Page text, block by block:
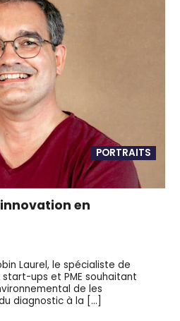
PORTRAITS
en
Laurel, le spécialiste de
ups et PME souhaitant
de les
diagnostic à la […]